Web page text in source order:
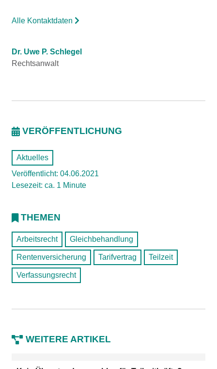
Alle Kontaktdaten
Dr. Uwe P. Schlegel
Rechtsanwalt
VERÖFFENTLICHUNG
Aktuelles
Veröffentlicht: 04.06.2021
Lesezeit: ca. 1 Minute
THEMEN
Arbeitsrecht Gleichbehandlung
Rentenversicherung Tarifvertrag Teilzeit
Verfassungsrecht
WEITERE ARTIKEL